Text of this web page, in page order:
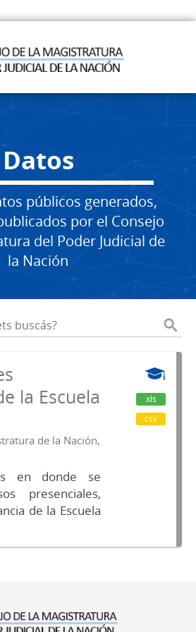
Datos
públicos generados,
por el Consejo
del Poder Judicial de
la Nación
la Escuela
de la Nación,
en donde se
presenciales,
de la Escuela
xls
csv